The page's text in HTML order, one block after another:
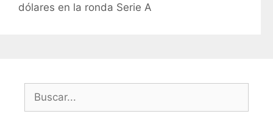
o
dólares en la ronda Serie A